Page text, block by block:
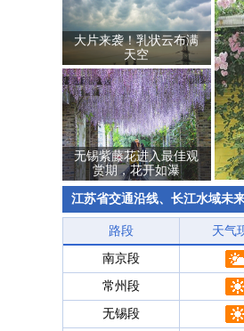
大片来袭！乳状云布满
天空
无锡紫藤花进入最佳观
赏期，花开如瀑
江苏省交通沿线、长江水域未
路段 天气
南京段
常州段
无锡段